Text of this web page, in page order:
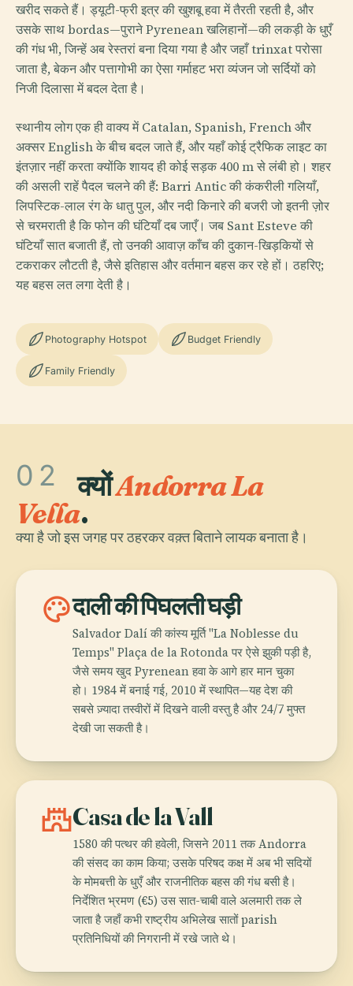
खरीद सकते हैं। ड्यूटी-फ्री इत्र की खुशबू हवा में तैरती रहती है, और
उसके साथ bordas—पुराने Pyrenean खलिहानों—की लकड़ी के धुएँ
की गंध भी, जिन्हें अब रेस्तरां बना दिया गया है और जहाँ trinxat परोसा
जाता है, बेकन और पत्तागोभी का ऐसा गर्माहट भरा व्यंजन जो सर्दियों को
निजी दिलासा में बदल देता है।
स्थानीय लोग एक ही वाक्य में Catalan, Spanish, French और
अक्सर English के बीच बदल जाते हैं, और यहाँ कोई ट्रैफिक लाइट का
इंतज़ार नहीं करता क्योंकि शायद ही कोई सड़क 400 m से लंबी हो। शहर
की असली राहें पैदल चलने की हैं: Barri Antic की कंकरीली गलियाँ,
लिपस्टिक-लाल रंग के धातु पुल, और नदी किनारे की बजरी जो इतनी ज़ोर
से चरमराती है कि फोन की घंटियाँ दब जाएँ। जब Sant Esteve की
घंटियाँ सात बजाती हैं, तो उनकी आवाज़ काँच की दुकान-खिड़कियों से
टकराकर लौटती है, जैसे इतिहास और वर्तमान बहस कर रहे हों। ठहरिए;
यह बहस लत लगा देती है।
Photography Hotspot Budget Friendly
Family Friendly
02 क्योंAndorra La
Vella.
क्या है जो इस जगह पर ठहरकर वक़्त बिताने लायक बनाता है।
paletteदाली की पिघलती घड़ी
Salvador Dalí की कांस्य मूर्ति "La Noblesse du
Temps" Plaça de la Rotonda पर ऐसे झुकी पड़ी है,
जैसे समय खुद Pyrenean हवा के आगे हार मान चुका
हो। 1984 में बनाई गई, 2010 में स्थापित—यह देश की
सबसे ज़्यादा तस्वीरों में दिखने वाली वस्तु है और 24/7 मुफ्त
देखी जा सकती है।
castleCasa de la Vall
1580 की पत्थर की हवेली, जिसने 2011 तक Andorra
की संसद का काम किया; उसके परिषद कक्ष में अब भी सदियों
के मोमबत्ती के धुएँ और राजनीतिक बहस की गंध बसी है।
निर्देशित भ्रमण (€5) उस सात-चाबी वाले अलमारी तक ले
जाता है जहाँ कभी राष्ट्रीय अभिलेख सातों parish
प्रतिनिधियों की निगरानी में रखे जाते थे।